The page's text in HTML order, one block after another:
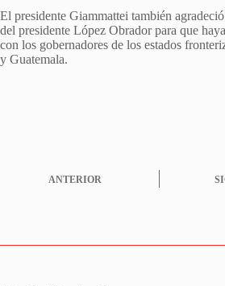
El presidente Giammattei también
del presidente López Obrador para que
con los gobernadores de los estados
y Guatemala.
ANTERIOR